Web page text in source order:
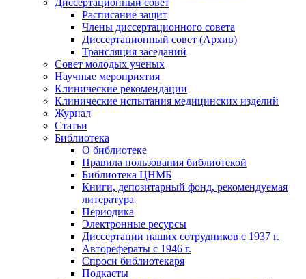
Диссертационный совет
Расписание защит
Члены диссертационного совета
Диссертационный совет (Архив)
Трансляция заседаний
Совет молодых ученых
Научные мероприятия
Клинические рекомендации
Клинические испытания медицинских изделий
Журнал
Статьи
Библиотека
О библиотеке
Правила пользования библиотекой
Библиотека ЦНМБ
Книги, депозитарный фонд, рекомендуемая
литература
Периодика
Электронные ресурсы
Диссертации наших сотрудников с 1937 г.
Авторефераты с 1946 г.
Спроси библиотекаря
Подкасты